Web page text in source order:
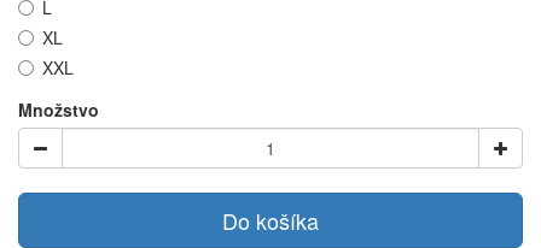
L
XL
XXL
Množstvo
Do košíka